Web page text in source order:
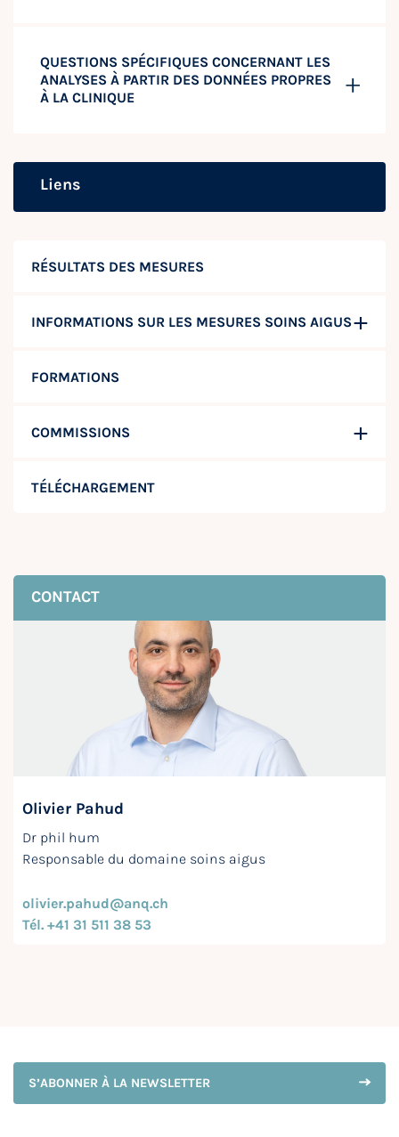
RÉSULTATS DES MESURES
INFORMATIONS SUR LES MESURES SOINS AIGUS
FORMATIONS
COMMISSIONS
TÉLÉCHARGEMENT
CONTACT
Olivier Pahud
Dr phil hum
Responsable du domaine soins aigus
olivier.pahud@anq.ch
Tél. +41 31 511 38 53
QUESTIONS SPÉCIFIQUES CONCERNANT LES
ANALYSES À PARTIR DES DONNÉES PROPRES
À LA CLINIQUE
Liens
S’ABONNER À LA NEWSLETTER